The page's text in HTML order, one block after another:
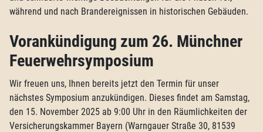
während und nach Brandereignissen in historischen Gebäuden.
Vorankündigung zum 26. Münchner
Feuerwehrsymposium
Wir freuen uns, Ihnen bereits jetzt den Termin für unser
nächstes Symposium anzukündigen. Dieses findet am Samstag,
den 15. November 2025 ab 9:00 Uhr in den Räumlichkeiten der
Versicherungskammer Bayern (Warngauer Straße 30, 81539